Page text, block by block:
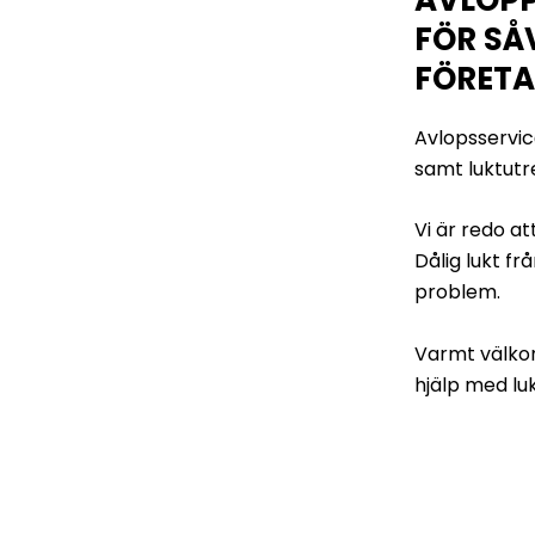
FÖR
samt
Vi är redo
Dålig lukt
problem.
Varmt
hjälp med